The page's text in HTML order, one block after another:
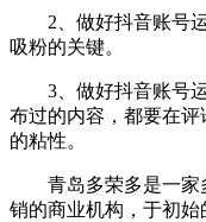
2、做好抖音账号运
吸粉的关键。
3、做好抖音账号运
布过的内容，都要在
的粘性。
青岛多荣多是一家
销的商业机构，于初